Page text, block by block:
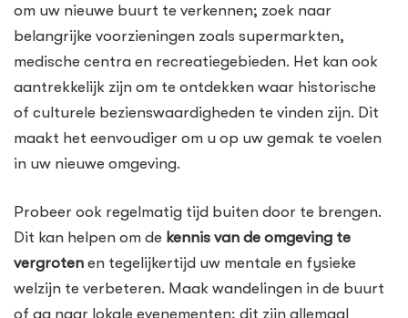
om uw nieuwe buurt te verkennen; zoek naar
belangrijke voorzieningen zoals supermarkten,
medische centra en recreatiegebieden. Het kan ook
aantrekkelijk zijn om te ontdekken waar historische
of culturele bezienswaardigheden te vinden zijn. Dit
maakt het eenvoudiger om u op uw gemak te voelen
in uw nieuwe omgeving.
Probeer ook regelmatig tijd buiten door te brengen.
Dit kan helpen om de kennis van de omgeving te
vergroten en tegelijkertijd uw mentale en fysieke
welzijn te verbeteren. Maak wandelingen in de buurt
of ga naar lokale evenementen; dit zijn allemaal